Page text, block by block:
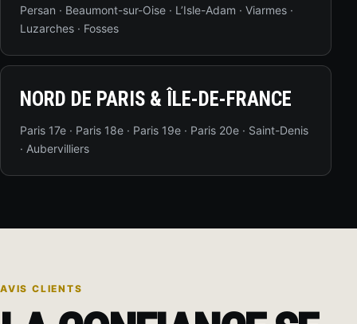
Persan · Beaumont-sur-Oise · L’Isle-Adam · Viarmes ·
Luzarches · Fosses
NORD DE PARIS & ÎLE-DE-FRANCE
Paris 17e · Paris 18e · Paris 19e · Paris 20e · Saint-Denis
· Aubervilliers
AVIS CLIENTS